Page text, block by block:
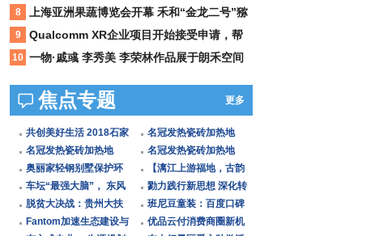
8
上海亚洲果蔬博览会开幕 禾和“金龙二号”猕
猴桃
9
Qualcomm XR企业项目开始接受申请，帮
助企业创造
10 一物·戚彧 李秀美 李荣林作品展于朗禾空间
焦点专题 更多
共创美好生活 2018石家
庄十月城市家居文化节
火爆
名冠发热瓷砖加热地
砖，家装有温度，开启
个性化
名冠发热瓷砖加热地
砖，化解装修烦恼开启
完美家
名冠发热瓷砖加热地
砖，清洁环保的新型供
暖方式
奥丽家轻钢别墅保护环
境，开创新时代建筑文
明
【漓江上游福地，古韵
神奇灵川】赵奇玲到海
洋乡
车坛“最强大脑”， 东风
风神WindLink 3.0智商
要
勠力践行新思想 深化转
型勇争先
脱贫大决战：贵州大扶
贫系列报道之二十六
班尼豆童装：百度口碑
品牌童装中的王者！
Fantom加速生态建设与
优品云付消费商圈新机